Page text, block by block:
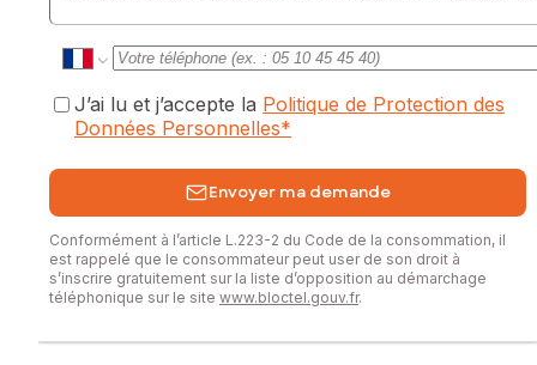
J’ai lu et j’accepte la Politique de Protection des
Données Personnelles*
Envoyer ma demande
Conformément à l’article L.223-2 du Code de la consommation, il
est rappelé que le consommateur peut user de son droit à
s’inscrire gratuitement sur la liste d’opposition au démarchage
téléphonique sur le site www.bloctel.gouv.fr.